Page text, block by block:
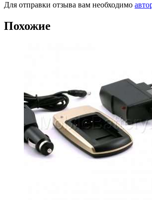
Для отправки отзыва вам необходимо
Похожие